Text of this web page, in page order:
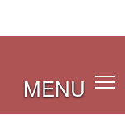
MENU